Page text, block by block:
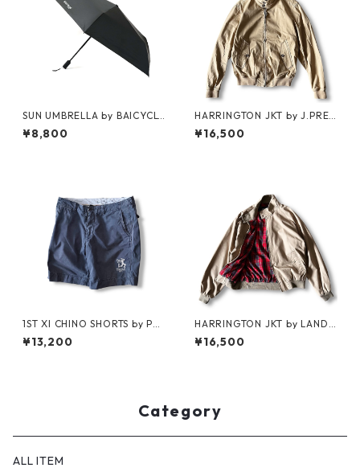
SUN UMBRELLA by BAICYCL
ON
¥8,800
HARRINGTON JKT by J.PRES
S
¥16,500
1ST XI CHINO SHORTS by Pol
o Ralph Lauren
¥13,200
HARRINGTON JKT by LAND
S'END
¥16,500
Category
ALL ITEM